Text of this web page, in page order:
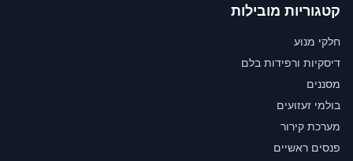
קטגוריות מובילות
חלקי מנוע
דיסקיות ורפידות בלם
מסננים
בולמי זעזועים
מערכת קירור
פנסים ראשיים